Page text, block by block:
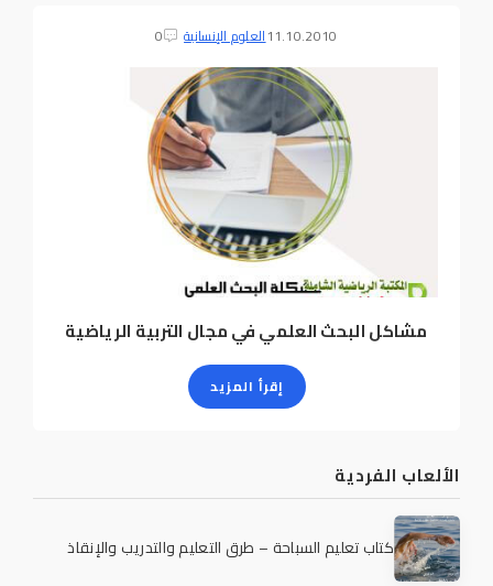
11.10.2010العلوم الإنسانية 0
مشاكل البحث العلمي في مجال التربية الرياضية
إقرأ المزيد
الألعاب الفردية
كتاب تعليم السباحة – طرق التعليم والتدريب والإنقاذ